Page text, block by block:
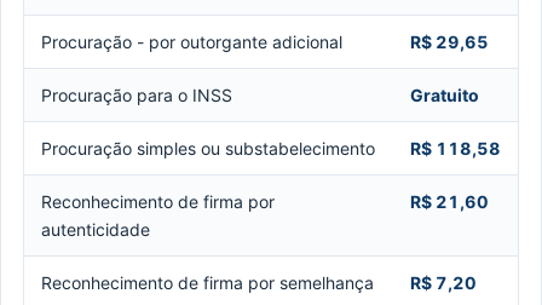
Procuração - por outorgante adicional R$ 29,65
Procuração para o INSS Gratuito
Procuração simples ou substabelecimento R$ 118,58
Reconhecimento de firma por
autenticidade
R$ 21,60
Reconhecimento de firma por semelhança R$ 7,20